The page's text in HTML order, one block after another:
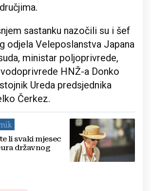
sastanku nazočili su i šef
odjela Veleposlanstva Japana
ministar poljoprivrede,
HNŽ-a Donko
Ureda predsjednika
Čerkez.
li svaki mjesec
državnog